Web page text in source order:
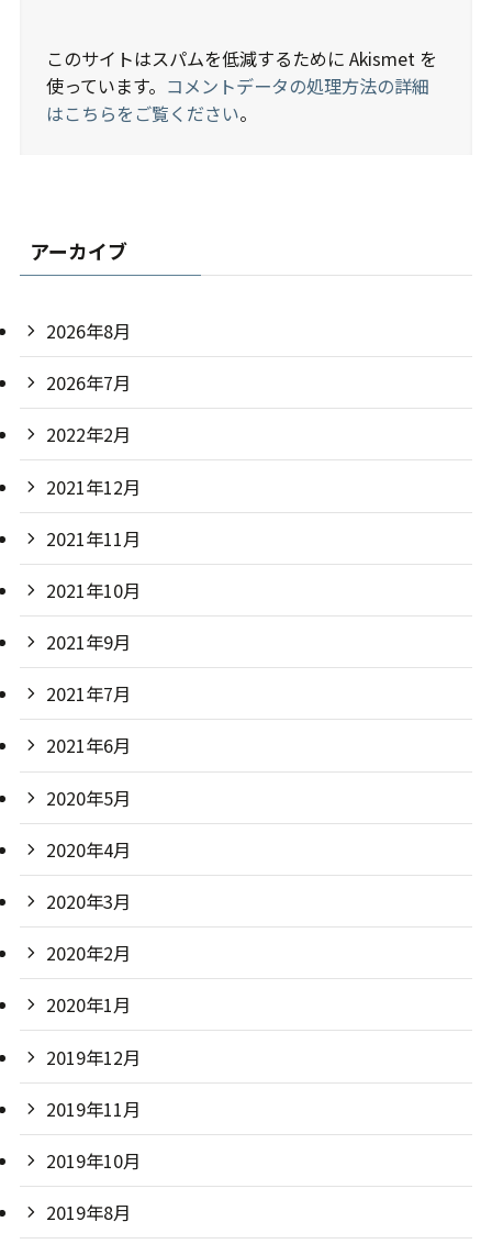
このサイトはスパムを低減するために Akismet を
使っています。 コメントデータの処理方法の詳細
はこちらをご覧ください。
アーカイブ
2026年8月
2026年7月
2022年2月
2021年12月
2021年11月
2021年10月
2021年9月
2021年7月
2021年6月
2020年5月
2020年4月
2020年3月
2020年2月
2020年1月
2019年12月
2019年11月
2019年10月
2019年8月